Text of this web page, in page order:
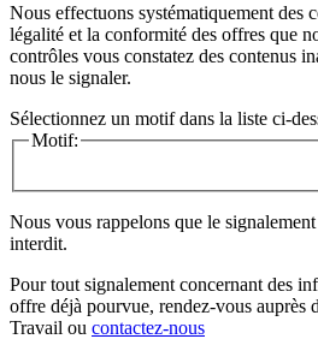
Nous effectuons systématiquement des
légalité et la conformité des offres que
contrôles vous constatez des contenus
nous le signaler.
Sélectionnez un motif dans la liste ci-
Motif:
Nous vous rappelons que le
interdit.
Pour tout signalement concernant des
offre déjà pourvue, rendez-vous auprès
Travail ou contactez-nous